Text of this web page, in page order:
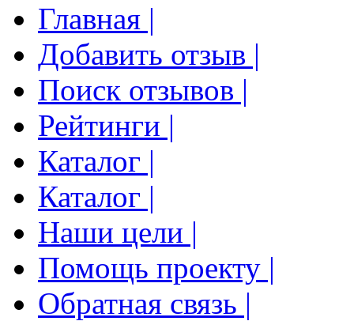
Главная |
Добавить отзыв |
Поиск отзывов |
Рейтинги |
Каталог |
Каталог |
Наши цели |
Помощь проекту |
Обратная связь |